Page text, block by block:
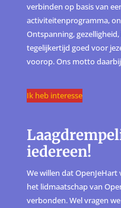
verbinden op basis van
activiteitenprogramma,
Ontspanning,
tegelijkertijd goed voor
voorop. Ons motto
Ik heb interesse
iedereen!
We willen dat
het lidmaatschap van
verbonden. Wel vragen